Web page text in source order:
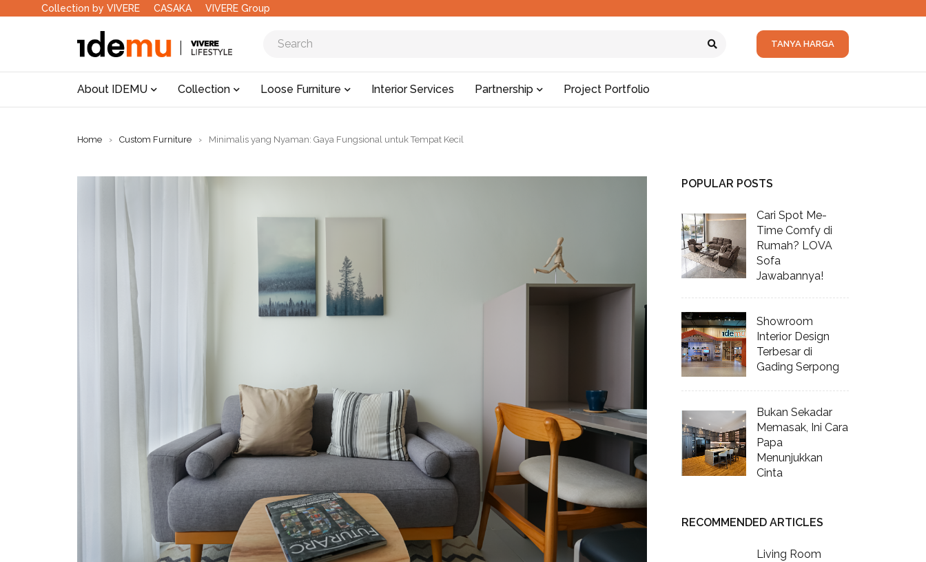
Collection by VIVERE CASAKA VIVERE Group
TANYA HARGA
About IDEMU Collection Loose Furniture Interior Services Partnership Project Portfolio
Home › Custom Furniture › Minimalis yang Nyaman: Gaya Fungsional untuk Tempat Kecil
POPULAR POSTS
Cari Spot Me-
Time Comfy di
Rumah? LOVA
Sofa
Jawabannya!
Showroom
Interior Design
Terbesar di
Gading Serpong
Bukan Sekadar
Memasak, Ini Cara
Papa
Menunjukkan
Cinta
RECOMMENDED ARTICLES
Living Room